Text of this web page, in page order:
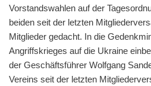
Vorstandswahlen auf der
beiden seit der letzten
Mitglieder gedacht. In die
Angriffskrieges auf die Ukraine
der Geschäftsführer Wolfgang
Vereins seit der letzten